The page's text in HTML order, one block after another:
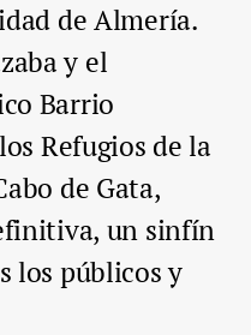
de Almería.
y el
Barrio
Refugios de la
de Gata,
un sinfín
los públicos y